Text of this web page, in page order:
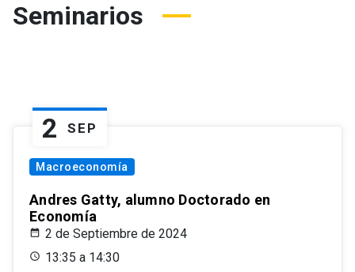
Seminarios
2 SEP
Macroeconomía
Andres Gatty, alumno Doctorado en
Economía
2 de Septiembre de 2024
13:35 a 14:30